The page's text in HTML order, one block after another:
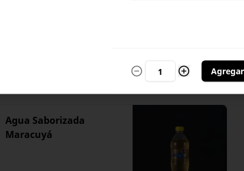
Agua Saborizada
Maracuyá
Agregar